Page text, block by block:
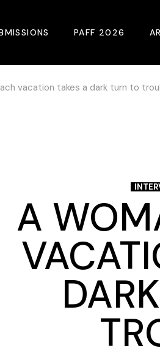
PAFF 2026
Plan Your Visit
Venues
Opening Night
Closing Night
PAFF Soul Comedy
Senior
Children & Youth
vacation takes a dark turn to
A